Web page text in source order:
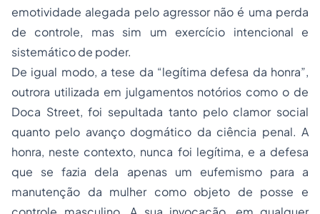
emotividade alegada pelo agressor não é uma perda
de controle, mas sim um exercício intencional e
sistemático de poder.
De igual modo, a tese da “legítima defesa da honra”,
outrora utilizada em julgamentos notórios como o de
Doca Street, foi sepultada tanto pelo clamor social
quanto pelo avanço dogmático da ciência penal. A
honra, neste contexto, nunca foi legítima, e a defesa
que se fazia dela apenas um eufemismo para a
manutenção da mulher como objeto de posse e